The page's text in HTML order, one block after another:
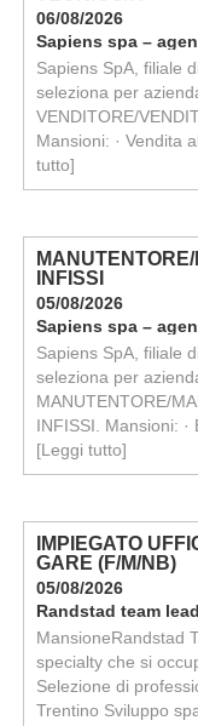
06/08/2026
Sapiens SpA, filiale
seleziona per
VENDITORE/
Mansioni: · Vendita
tutto]
INFISSI
05/08/2026
Sapiens SpA, filiale
seleziona per
MANUTENTORE/
INFISSI. Mansioni: ·
[Leggi tutto]
IMPIEGATO
GARE (F/M/NB)
05/08/2026
MansioneRandstad
specialty che si
Selezione di
Trentino Sviluppo